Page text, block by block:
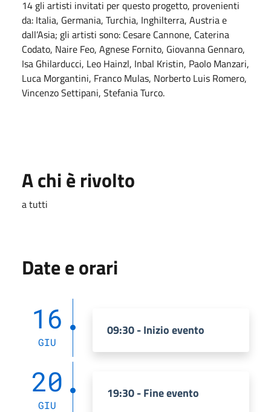
14 gli artisti invitati per questo progetto, provenienti
da: Italia, Germania, Turchia, Inghilterra, Austria e
dall’Asia; gli artisti sono: Cesare Cannone, Caterina
Codato, Naire Feo, Agnese Fornito, Giovanna Gennaro,
Isa Ghilarducci, Leo Hainzl, Inbal Kristin, Paolo Manzari,
Luca Morgantini, Franco Mulas, Norberto Luis Romero,
Vincenzo Settipani, Stefania Turco.
A chi è rivolto
a tutti
Date e orari
16
GIU
09:30 - Inizio evento
20
GIU
19:30 - Fine evento